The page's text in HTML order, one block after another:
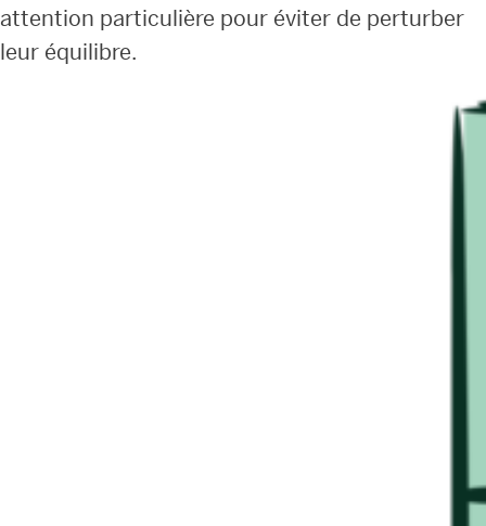
attention particulière pour éviter de perturber
leur équilibre.